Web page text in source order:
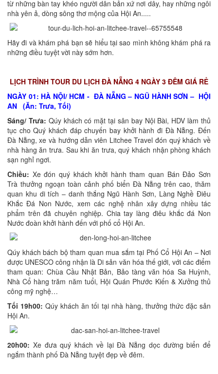
từ những bàn tay khéo người dân bản xứ nơi dây, hay những ngôi
nhà yên ả, dòng sông thơ mộng của Hội An.....
Hãy đi và khám phá bạn sẽ hiểu tại sao mình không khám phá ra
những điều tuyệt vời này sớm hơn.
LỊCH TRÌNH TOUR DU LỊCH ĐÀ NẴNG 4 NGÀY 3 ĐÊM GIÁ RẺ
NGÀY 01: HÀ NỘI/ HCM - ĐÀ NẴNG – NGŨ HÀNH SƠN – HỘI
AN (Ăn: Trưa, Tối)
Sáng/ Trưa: Qúy khách có mặt tại sân bay Nội Bài, HDV làm thủ
tục cho Quý khách đáp chuyến bay khởi hành đi Đà Nẵng. Đến
Đà Nẵng, xe và hướng dẫn viên Litchee Travel đón quý khách về
nhà hàng ăn trưa. Sau khi ăn trưa, quý khách nhận phòng khách
sạn nghỉ ngơi.
Chiều: Xe đón quý khách khởi hành tham quan Bán Đảo Sơn
Trà thưởng ngoạn toàn cảnh phố biển Đà Nẵng trên cao, thăm
quan khu di tích – danh thắng Ngũ Hành Sơn, Làng Nghề Điêu
Khắc Đá Non Nước, xem các nghệ nhân xây dựng nhiều tác
phẩm trên đã chuyên nghiệp. Chia tay làng điêu khắc đá Non
Nước đoàn khởi hành đến với phố cổ Hội An.
Qúy khách bách bộ tham quan mua sắm tại Phố Cổ Hội An – Nơi
được UNESCO công nhận là Di sản văn hóa thế giới, với các điểm
tham quan: Chùa Cầu Nhật Bản, Bảo tàng văn hóa Sa Huỳnh,
Nhà Cổ hàng trăm năm tuổi, Hội Quán Phước Kiến & Xưởng thủ
công mỹ nghệ…
Tối 19h00: Qúy khách ăn tối tại nhà hàng, thưởng thức đặc sản
Hội An.
20h00: Xe đưa quý khách về lại Đà Nẵng dọc đường biển để
ngắm thành phố Đà Nẵng tuyệt đẹp về đêm.